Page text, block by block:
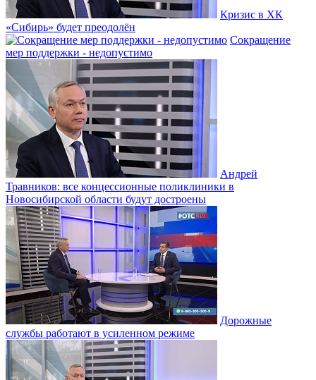
Кризис в ХК
«Сибирь» будет преодолён
Сокращение
мер поддержки - недопустимо
Андрей
Травников: все концессионные поликлиники в
Новосибирской области будут достроены
Дорожные
службы работают в усиленном режиме